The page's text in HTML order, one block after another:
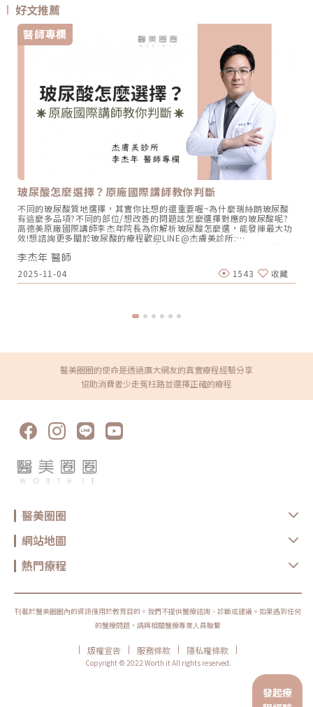
發起療
好文推薦
醫師專欄
玻尿酸怎麼選擇？原廠國際講師教你判斷
不同的玻尿酸質地選擇，其實你比想的還重要喔~為什麼瑞絲朗玻尿酸
有這麼多品項?不同的部位/想改善的問題該怎麼選擇對應的玻尿酸呢?
高德美原廠國際講師李杰年院長為你解析玻尿酸怎麼選，能發揮最大功
效!想諮詢更多關於玻尿酸的療程歡迎LINE@杰膚美診所:
https://page.line.me/xhc2941b重點摘要：00:11 玻尿酸作用介紹
00:47 玻尿酸分為三大類型02:09 迷思一、玻尿酸打哪裡都可以？
02:36 迷思二、打完下巴蘋果肌看起來怪怪的？03:30 迷思三、臉部鬆
弛只能做拉皮嗎？05:00 總結LINE官方帳號一對一咨詢👉
https://reurl.cc/x3EQZN歡迎訂閱我的頻道👉
李杰年醫師FB👉https://reurl.cc/Mzk0nm杰膚美診所地址：104台北
李杰年 醫師
2025-11-04 1543 收藏
醫美圈圈的使命是透過廣大網友的真實療程經驗分享
協助消費者少走冤枉路並選擇正確的療程
醫美圈圈
網站地圖
熱門療程
刊載於醫美圈圈內的資訊僅用於教育目的。我們不提供醫療諮詢、診斷或建議。如果遇到任何
的醫療問題，請與相關醫療專業人員聯繫
| 版權宣告 | 服務條款 | 隱私權條款
|
Copyright © 2022 Worth it All rights reserved.